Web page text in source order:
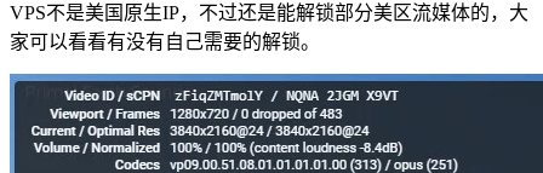
VPS不是美国原生IP，不过还是能解锁部分美区流媒体的，大
家可以看看有没有自己需要的解锁。